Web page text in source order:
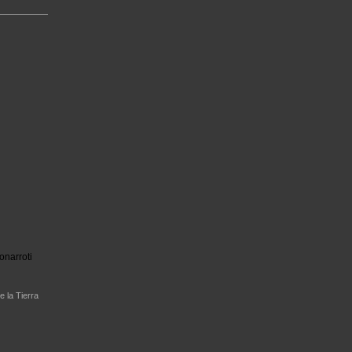
la Tierra